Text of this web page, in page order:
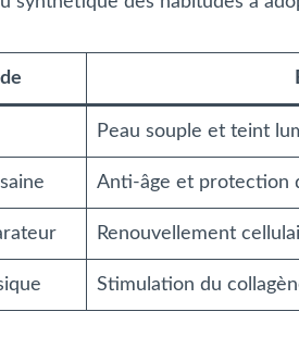
Peau souple et teint
Anti-âge et protection
Renouvellement
Stimulation du